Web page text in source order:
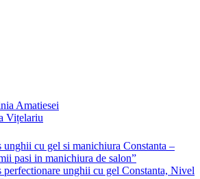
Amatiesei
Vițelariu
unghii cu gel si manichiura Constanta –
pasi in manichiura de salon”
perfectionare unghii cu gel Constanta, Nivel